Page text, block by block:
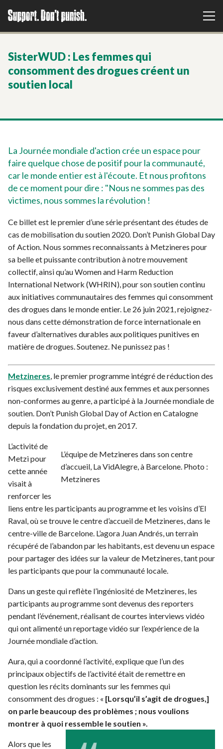
SisterWUD : Les femmes qui
consomment des drogues créent un
soutien local
La Journée mondiale d'action crée un espace pour
faire quelque chose de positif pour la communauté,
car le monde entier est à l'écoute. Et nous profitons
de ce moment pour dire : "Nous ne sommes pas des
victimes, nous sommes la révolution !
Ce billet est le premier d’une série présentant des études de
cas de mobilisation du soutien 2020. Don’t Punish Global Day
of Action. Nous sommes reconnaissants à Metzineres pour
sa belle et puissante contribution à notre mouvement
collectif, ainsi qu’au Women and Harm Reduction
International Network (WHRIN), pour son soutien continu
aux initiatives communautaires des femmes qui consomment
des drogues dans le monde entier. Le 26 juin 2021, rejoignez-
nous dans cette démonstration de force internationale en
faveur d’alternatives durables aux politiques punitives en
matière de drogues. Soutenez. Ne punissez pas !
Metzineres, le premier programme intégré de réduction des
risques exclusivement destiné aux femmes et aux personnes
non-conformes au genre, a participé à la Journée mondiale de
soutien. Don’t Punish Global Day of Action en Catalogne
depuis la fondation du projet, en 2017.
L’équipe de Metzineres dans son centre
d’accueil, La VidAlegre, à Barcelone. Photo :
Metzineres
L’activité de
Metzi pour
cette année
visait à
renforcer les
liens entre les participants au programme et les voisins d’El
Raval, où se trouve le centre d’accueil de Metzineres, dans le
centre-ville de Barcelone. L’agora Juan Andrés, un terrain
récupéré de l’abandon par les habitants, est devenu un espace
pour partager des idées sur la valeur de Metzineres, tant pour
les participants que pour la communauté locale.
Dans un geste qui reflète l’ingéniosité de Metzineres, les
participants au programme sont devenus des reporters
pendant l’événement, réalisant de courtes interviews vidéo
qui ont alimenté un reportage vidéo sur l’expérience de la
Journée mondiale d’action.
Aura, qui a coordonné l’activité, explique que l’un des
principaux objectifs de l’activité était de remettre en
question les récits dominants sur les femmes qui
consomment des drogues : « [Lorsqu’il s’agit de drogues,]
on parle beaucoup des problèmes ; nous voulions
montrer à quoi ressemble le soutien ».
Alors que les